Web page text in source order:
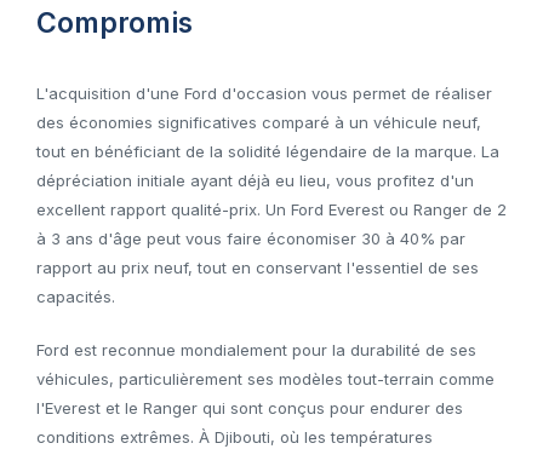
Compromis
L'acquisition d'une Ford d'occasion vous permet de réaliser
des économies significatives comparé à un véhicule neuf,
tout en bénéficiant de la solidité légendaire de la marque. La
dépréciation initiale ayant déjà eu lieu, vous profitez d'un
excellent rapport qualité-prix. Un Ford Everest ou Ranger de 2
à 3 ans d'âge peut vous faire économiser 30 à 40% par
rapport au prix neuf, tout en conservant l'essentiel de ses
capacités.
Ford est reconnue mondialement pour la durabilité de ses
véhicules, particulièrement ses modèles tout-terrain comme
l'Everest et le Ranger qui sont conçus pour endurer des
conditions extrêmes. À Djibouti, où les températures